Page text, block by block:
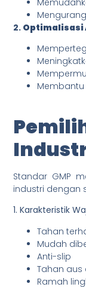
2. Optimalisasi
Standar GMP
industri dengan
1. Karakteristik
Tahan
Mudah
Anti-slip
Tahan
Ramah